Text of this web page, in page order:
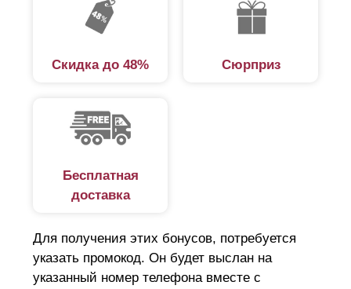
Скидка до 48% Сюрприз
Бесплатная
доставка
Для получения этих бонусов, потребуется
указать промокод. Он будет выслан на
указанный номер телефона вместе с